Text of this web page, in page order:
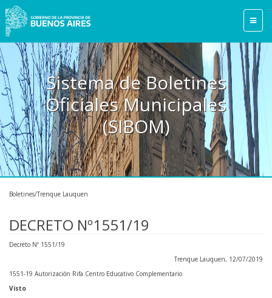
Sistema de Boletines
Oficiales Municipales
(SIBOM)
Boletines/Trenque Lauquen
DECRETO Nº1551/19
Decreto Nº 1551/19
Trenque Lauquen, 12/07/2019
1551-19 Autorización Rifa Centro Educativo Complementario
Visto